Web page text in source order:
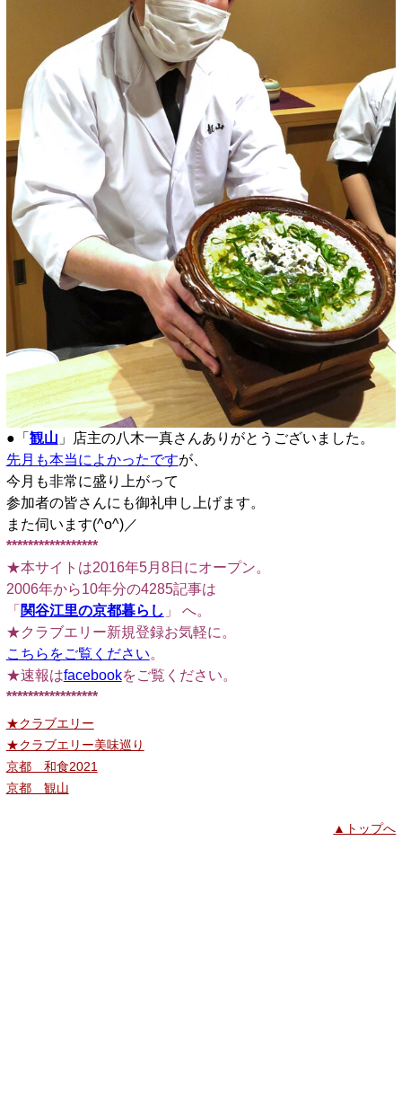
●「 観山 」店主の八木一真さんありがとうございました。
先月も本当によかったですが、
今月も非常に盛り上がって
参加者の皆さんにも御礼申し上げます。
また伺います(^o^)／
*****************
★本サイトは2016年5月8日にオープン。
2006年から10年分の4285記事は
「 関谷江里の京都暮らし 」 へ。
★クラブエリー新規登録お気軽に。
こちらをご覧ください。
★速報はfacebookをご覧ください。
*****************
★クラブエリー
★クラブエリー美味巡り
京都 和食2021
京都 観山
▲トップへ